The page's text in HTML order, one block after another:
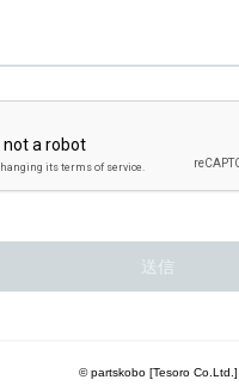
© partskobo [Tesoro Co.Ltd.]